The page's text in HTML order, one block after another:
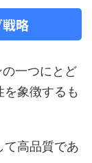
略
一つにとど
象徴するも
て高品質であ